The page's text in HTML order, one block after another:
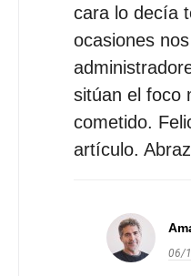
cara lo decía
ocasiones
sitúan el foco
cometido.
artículo.
06/